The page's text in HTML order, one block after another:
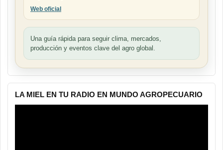
Web oficial
Una guía rápida para seguir clima, mercados,
producción y eventos clave del agro global.
LA MIEL EN TU RADIO EN MUNDO AGROPECUARIO